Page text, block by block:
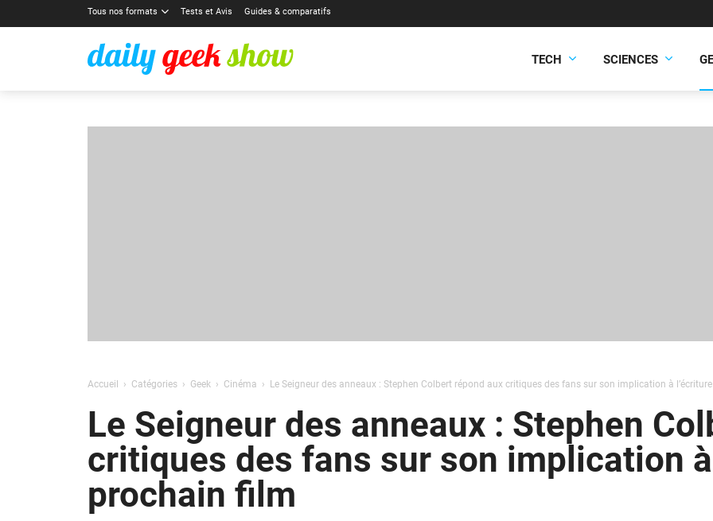
Tous nos formats Tests et Avis Guides & comparatifs
TECH SCIENCES
Accueil Catégories Geek Cinéma Le Seigneur des anneaux : Stephen Colbert répond aux critiques des fans sur son implication à
Le Seigneur des anneaux : Stephen
critiques des fans sur son implication
prochain film